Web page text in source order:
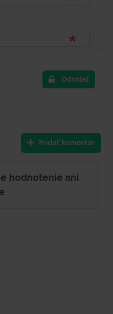
Odoslať
Pridať komentár
hodnotenie ani